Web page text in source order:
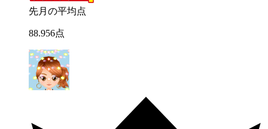
先月の平均点
88.956点